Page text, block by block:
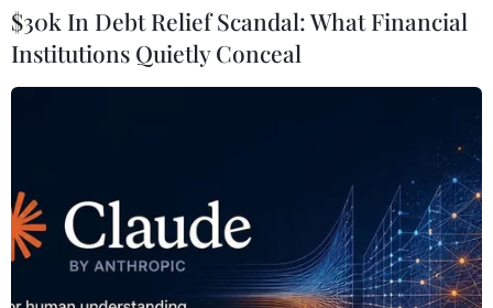
Nhân tố giúp Trung Quốc sẽ "soán ngôi"
Mỹ là nền kinh tế số 1
$30k In Debt Relief Scandal: What Financial
Institutions Quietly Conceal